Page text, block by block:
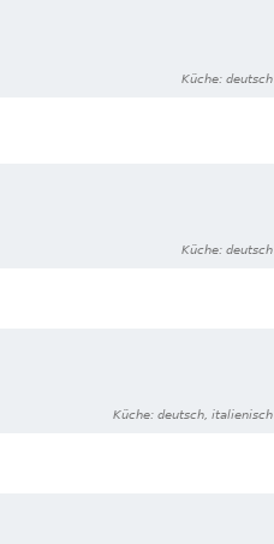
Küche: deutsch
Küche: deutsch
Küche: deutsch, italienisch